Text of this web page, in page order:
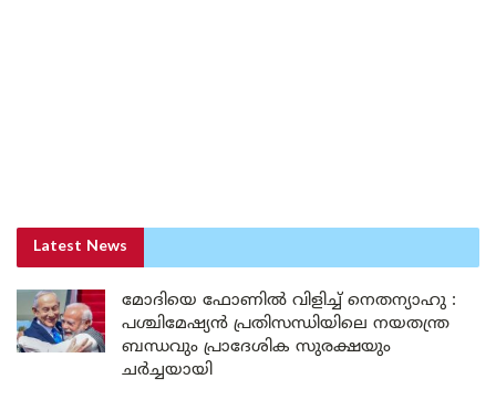
Latest News
മോദിയെ ഫോണിൽ വിളിച്ച് നെതന്യാഹു :
പശ്ചിമേഷ്യൻ പ്രതിസന്ധിയിലെ നയതന്ത്ര
ബന്ധവും പ്രാദേശിക സുരക്ഷയും
ചർച്ചയായി